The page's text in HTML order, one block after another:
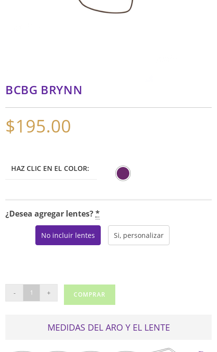
BCBG BRYNN
$195.00
HAZ CLIC EN EL COLOR:
¿Desea agregar lentes?*
No incluir lentes Si, personalizar
BRYNN
- + COMPRAR
MEDIDAS DEL ARO Y EL LENTE